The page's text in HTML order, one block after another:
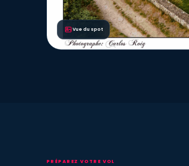
Vue du spot
PRÉPAREZ VOTRE VOL